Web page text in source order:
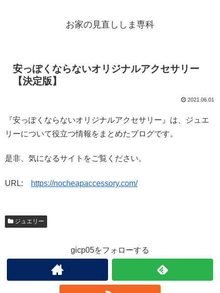
お家の見直ししま専科
安っぽくならないオリジナルアクセサリー
【決定版】
2021.06.01
『安っぽくならないオリジナルアクセサリー』は、ジュエ
リーについて役立つ情報をまとめたブログです。
是非、気になるサイトをご覧ください。
URL: https://nocheapaccessory.com/
ジュエリー
gicp05をフォローする